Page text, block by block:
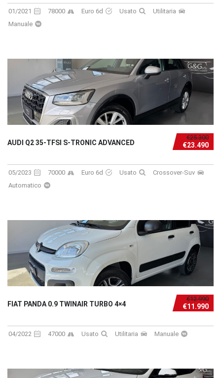
01/2021 78000 Euro 6d Usato
Utilitaria
Manuale
€25.300
€23.490
AUDI Q2 35-TFSI S-TRONIC ADVANCED
05/2023 70000 Euro 6d Usato
Crossover-Suv
Automatico
€12.990
€11.990
FIAT PANDA 0.9 TWINAIR TURBO 4×4
04/2022 47000 Usato Utilitaria Manuale